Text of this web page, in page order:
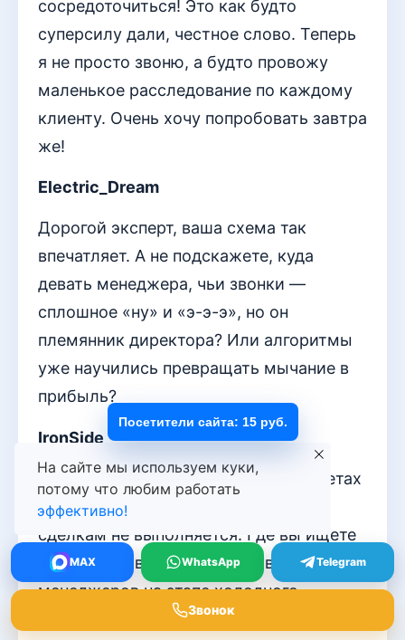
сосредоточиться! Это как будто
суперсилу дали, честное слово. Теперь
я не просто звоню, а будто провожу
маленькое расследование по каждому
клиенту. Очень хочу попробовать завтра
же!
Electric_Dream
Дорогой эксперт, ваша схема так
впечатляет. А не подскажете, куда
девать менеджера, чьи звонки —
сплошное «ну» и «э-э-э», но он
племянник директора? Или алгоритмы
уже научились превращать мычание в
прибыль?
IronSide
Коллеги, допустим, мы видим в отчетах
рост входящих звонков, но план по
сделкам не выполняется. Где вы ищете
точку сбоя: в качестве лидов, работе
менеджеров на этапе холодного
контакта или в слабой аргументации
На сайте мы используем куки,
потому что любим работать
эффективно!
MAX WhatsApp Telegram
Звонок
Посетители сайта: 15 руб.